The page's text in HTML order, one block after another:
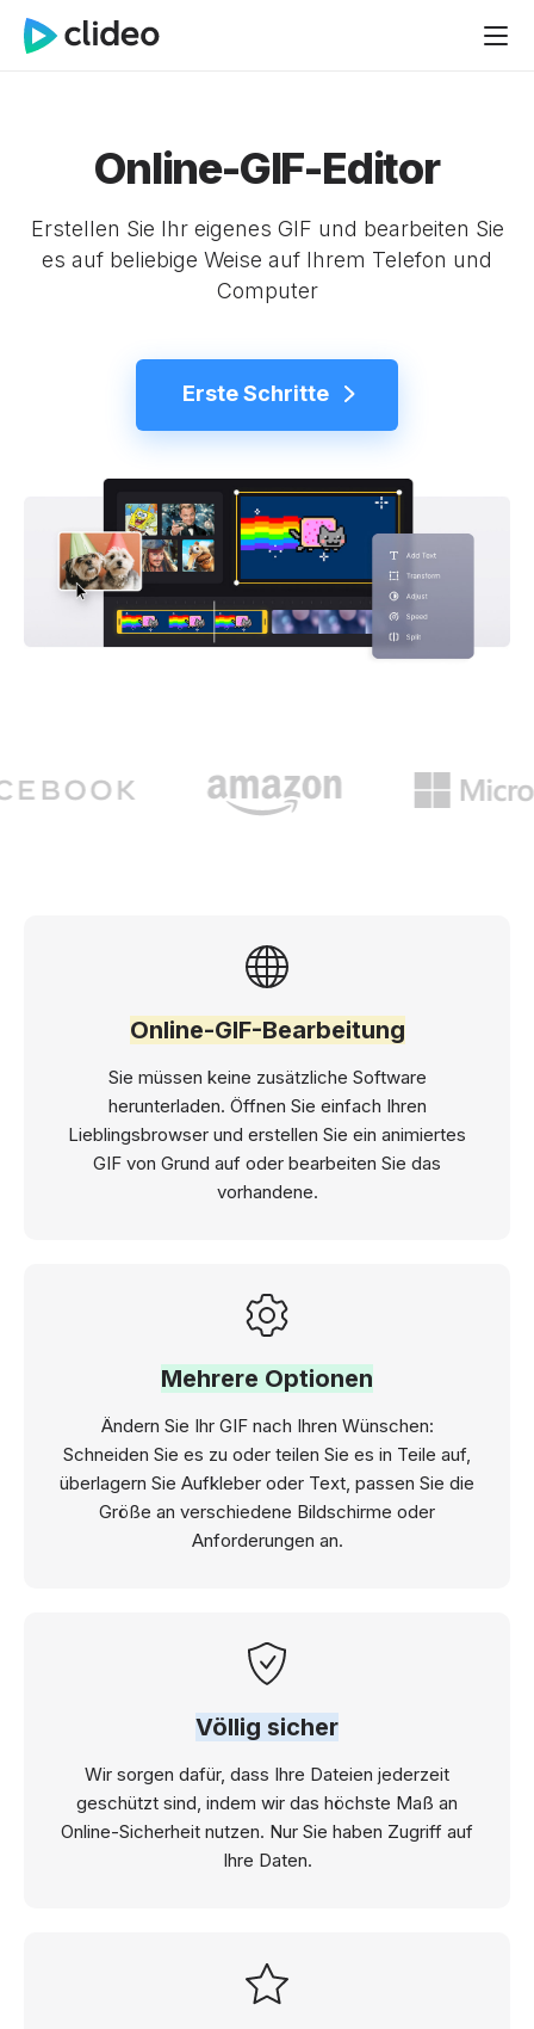
Online-GIF-Editor
Erstellen Sie Ihr eigenes GIF und bearbeiten Sie
es auf beliebige Weise auf Ihrem Telefon und
Computer
Erste Schritte
Online-GIF-Bearbeitung
Sie müssen keine zusätzliche Software
herunterladen. Öffnen Sie einfach Ihren
Lieblingsbrowser und erstellen Sie ein animiertes
GIF von Grund auf oder bearbeiten Sie das
vorhandene.
Mehrere Optionen
Ändern Sie Ihr GIF nach Ihren Wünschen:
Schneiden Sie es zu oder teilen Sie es in Teile auf,
überlagern Sie Aufkleber oder Text, passen Sie die
Größe an verschiedene Bildschirme oder
Anforderungen an.
Völlig sicher
Wir sorgen dafür, dass Ihre Dateien jederzeit
geschützt sind, indem wir das höchste Maß an
Online-Sicherheit nutzen. Nur Sie haben Zugriff auf
Ihre Daten.